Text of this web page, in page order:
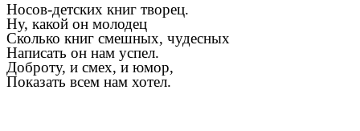
Носов-детских книг творец.
Ну, какой он молодец
Сколько книг смешных, чудесных
Написать он нам успел.
Доброту, и смех, и юмор,
Показать всем нам хотел.